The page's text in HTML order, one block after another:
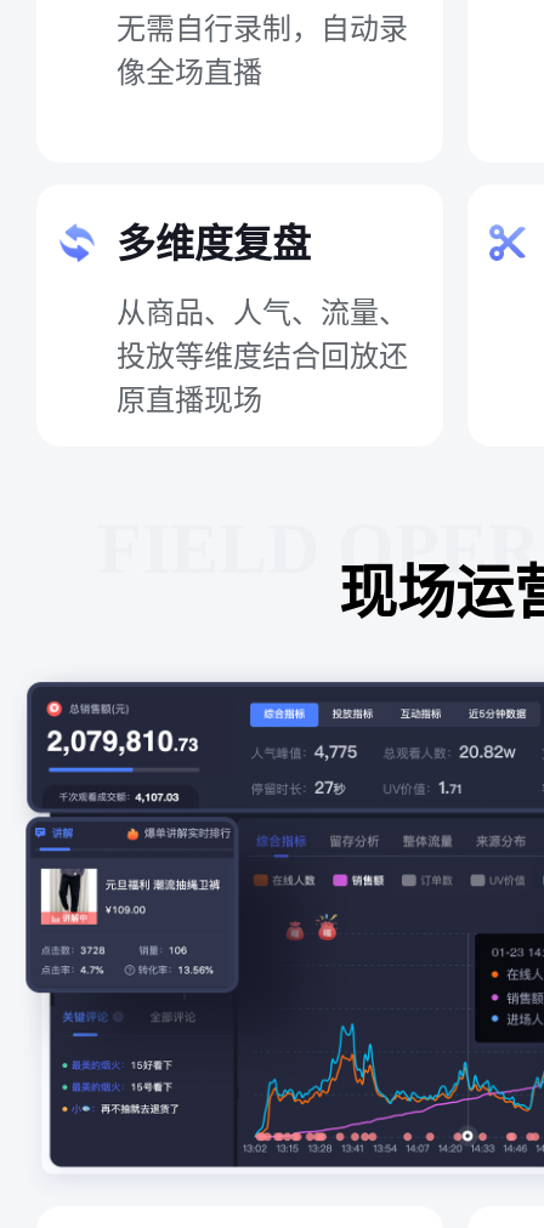
无需自行录制，自动录
像全场直播
多维度复盘
从商品、人气、流量、
投放等维度结合回放还
原直播现场
FIELD
现场运